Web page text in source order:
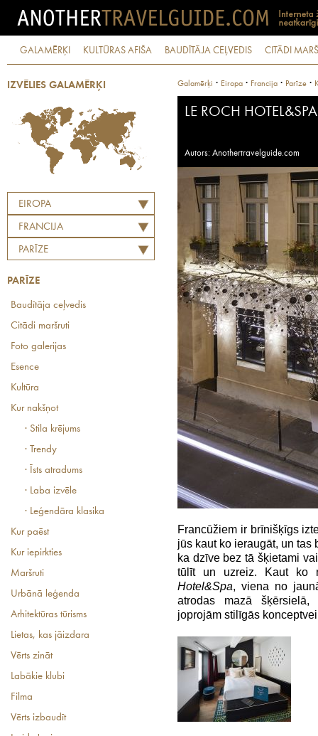
GALAMĒRĶI KULTŪRAS AFIŠA BAUDĪTĀJA CEĻVEDIS CITĀDI
IZVĒLIES GALAMĒRĶI
EIROPA
FRANCIJA
PARĪZE
PARĪZE
Baudītāja ceļvedis
Citādi maršruti
Foto galerijas
Esence
Kultūra
Kur nakšņot
· Stila krējums
· Trendy
· Īsts atradums
· Laba izvēle
· Leģendāra klasika
Kur paēst
Kur iepirkties
Maršruti
Urbānā leģenda
Arhitektūras tūrisms
Lietas, kas jāizdara
Vērts zināt
Labākie klubi
Filma
Vērts izbaudīt
Galamērķi · Eiropa · Francija · Parīze ·
LE ROCH HOTEL&SPA
Autors: Anothertravelguide.com
Francūžiem ir brīnišķīgs
jūs kaut ko ieraugāt, un tas
ka dzīve bez tā šķietami
tūlīt un uzreiz. Kaut
Hotel&Spa, viena no
atrodas mazā
joprojām stilīgās